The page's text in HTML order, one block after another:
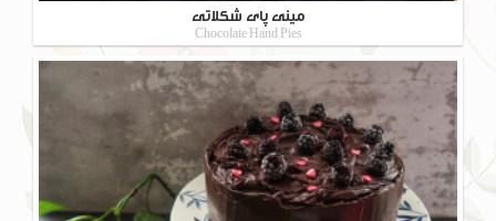
مینی پای شکلاتی
Chocolate Hand Pies